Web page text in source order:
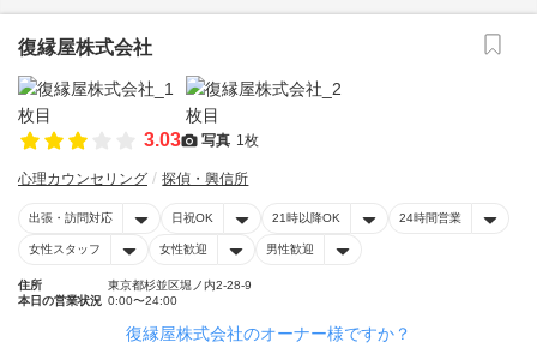
復縁屋株式会社
3.03 写真 1枚
心理カウンセリング 探偵・興信所
出張・訪問対応 日祝OK 21時以降OK 24時間営業
女性スタッフ 女性歓迎 男性歓迎
住所
東京都杉並区堀ノ内2-28-9
本日の営業状況 0:00〜24:00
復縁屋株式会社のオーナー様ですか？